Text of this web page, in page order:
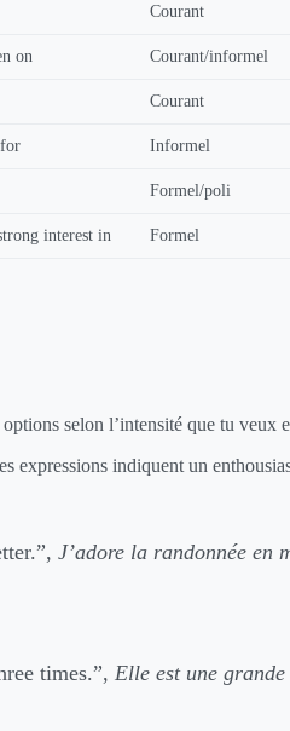
Courant
on Courant/informel
Courant
Informel
Formel/poli
interest in Formel
selon l’intensité que tu veux
expressions indiquent un
J’adore la randonnée en
times.”, Elle est une